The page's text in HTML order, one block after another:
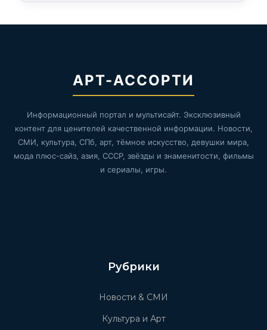
АРТ-АССОРТИ
Информационный портал и мультисайт. Эксклюзивный
контент для ценителей качественной информации. Новости,
СМИ, культура, СПб, арт, тёмное искусство, девушки мира,
мода плюс-сайз, азия, СССР, звёзды и знаменитости, фильмы
и сериалы, игры.
Рубрики
Новости & СМИ
Культура и Арт